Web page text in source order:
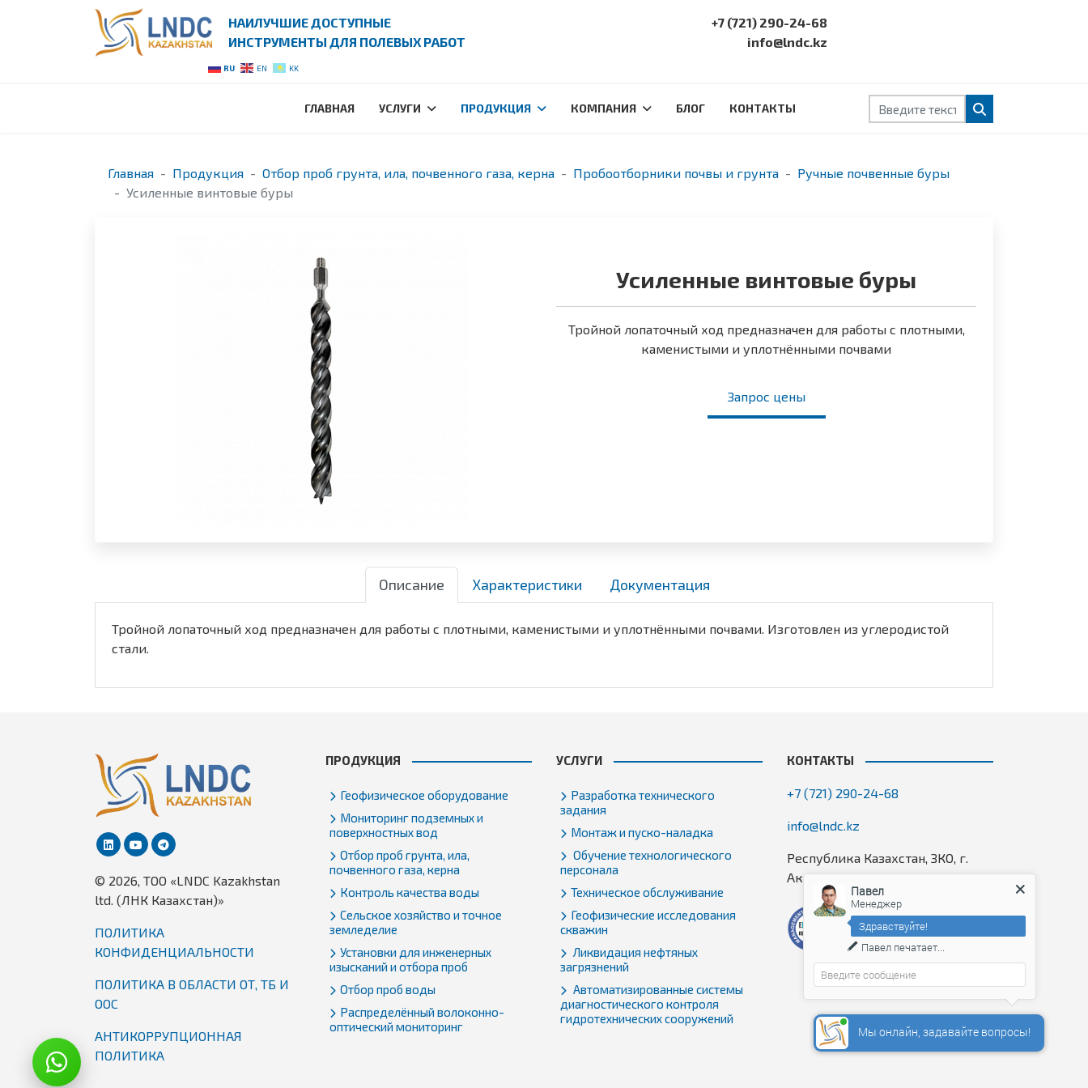
НАИЛУЧШИЕ ДОСТУПНЫЕ
ИНСТРУМЕНТЫ ДЛЯ ПОЛЕВЫХ РАБОТ
+7 (721) 290-24-68
info@lndc.kz
RU EN KK
ГЛАВНАЯ УСЛУГИ ПРОДУКЦИЯ КОМПАНИЯ БЛОГ КОНТАКТЫ Поиск
Главная Продукция Отбор проб грунта, ила, почвенного газа, керна Пробоотборники почвы и грунта
Ручные почвенные буры
Усиленные винтовые буры
Усиленные винтовые буры
Тройной лопаточный ход предназначен для работы с плотными,
каменистыми и уплотнёнными почвами
Запрос цены
Описание Характеристики Документация
Тройной лопаточный ход предназначен для работы с плотными, каменистыми и уплотнёнными почвами. Изготовлен из углеродистой
стали.
© 2026, TОО «LNDC Kazakhstan
ltd. (ЛНК Казахстан)»
ПОЛИТИКА
КОНФИДЕНЦИАЛЬНОСТИ
ПОЛИТИКА В ОБЛАСТИ ОТ, ТБ И
ООС
АНТИКОРРУПЦИОННАЯ
ПОЛИТИКА
ПРОДУКЦИЯ
Геофизическое оборудование
Мониторинг подземных и
поверхностных вод
Отбор проб грунта, ила,
почвенного газа, керна
Контроль качества воды
Сельское хозяйство и точное
земледелие
Установки для инженерных
изысканий и отбора проб
Отбор проб воды
Распределённый волоконно-
оптический мониторинг
УСЛУГИ
Разработка технического
задания
Монтаж и пуско-наладка
Обучение технологического
персонала
Техническое обслуживание
Геофизические исследования
скважин
Ликвидация нефтяных
загрязнений
Автоматизированные системы
диагностического контроля
гидротехнических сооружений
КОНТАКТЫ
+7 (721) 290-24-68
info@lndc.kz
Республика Казахстан, ЗКО, г.
Аксай, 7 микрорайон, 1П, оф. 2/5
Мы онлайн, задавайте вопросы!
Павел
Менеджер
Здравствуйте!
Павел печатает...